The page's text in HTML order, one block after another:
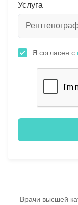
Врачи высшей
Услуга
Я согласен с